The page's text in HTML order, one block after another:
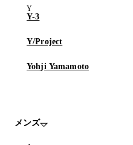
Y-3
Y/Project
Yohji Yamamoto
メンズ